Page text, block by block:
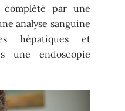
complété par une
analyse sanguine
hépatiques et
une endoscopie